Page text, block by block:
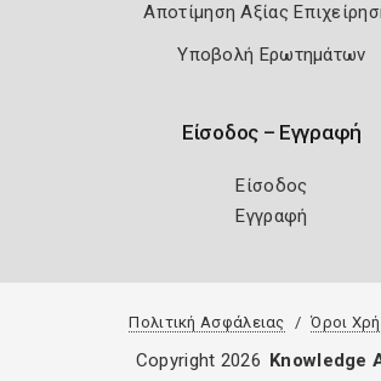
Αποτίμηση Αξίας
Υποβολή Ερωτημάτων
Είσοδος – Εγγραφή
Είσοδος
Εγγραφή
Πολιτική Ασφάλειας Όροι
Copyright 2026 Knowledge